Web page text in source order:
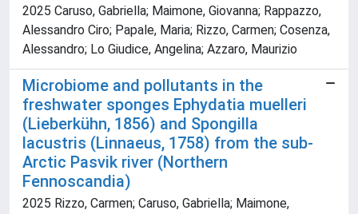
2025 Caruso, Gabriella; Maimone, Giovanna; Rappazzo,
Alessandro Ciro; Papale, Maria; Rizzo, Carmen; Cosenza,
Alessandro; Lo Giudice, Angelina; Azzaro, Maurizio
Microbiome and pollutants in the
freshwater sponges Ephydatia muelleri
(Lieberkühn, 1856) and Spongilla
lacustris (Linnaeus, 1758) from the sub-
Arctic Pasvik river (Northern
Fennoscandia)
2025 Rizzo, Carmen; Caruso, Gabriella; Maimone,